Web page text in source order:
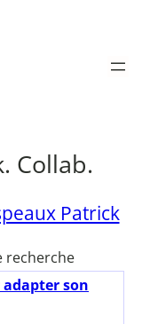
Collab.
Patrick
recherche
son